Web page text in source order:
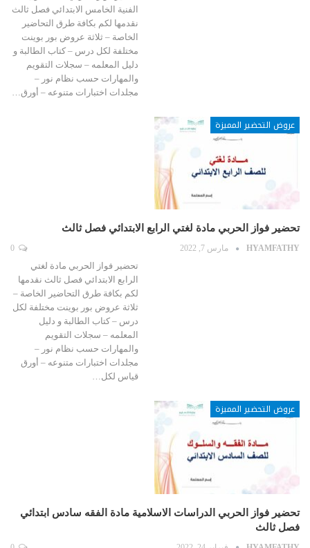
الفنية الخامس الابتدائي فصل ثالث
نقدمها لكم بكافة طرق التحاضير
الخاصة – ثلاثة عروض بور بوينت
مختلفة لكل درس – كتاب الطالبة و
دليل المعلمه – سجلات التقويم
والمهارات حسب نظام نور –
مجلدات اختبارات متنوعه – أورق…
عروض التحضير المميزة
تحضير فواز الحربي مادة لغتي الرابع الابتدائي فصل ثالث
HYAMFATHY مارس 7, 2022
تحضير فواز الحربي مادة لغتي
الرابع الابتدائي فصل ثالث نقدمها
لكم بكافة طرق التحاضير الخاصة –
ثلاثة عروض بور بوينت مختلفة لكل
درس – كتاب الطالبة و دليل
المعلمه – سجلات التقويم
والمهارات حسب نظام نور –
مجلدات اختبارات متنوعه – أورق
قياس لكل…
عروض التحضير المميزة
تحضير فواز الحربي الدراسات الاسلامية مادة الفقه سادس ابتدائي
فصل ثالث